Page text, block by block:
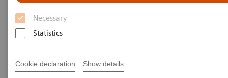
Necessary
Statistics
Cookie declaration Show details
29.07.2024
Im Videointerview gibt Prof. Dr. Jens Vogel-Claussen